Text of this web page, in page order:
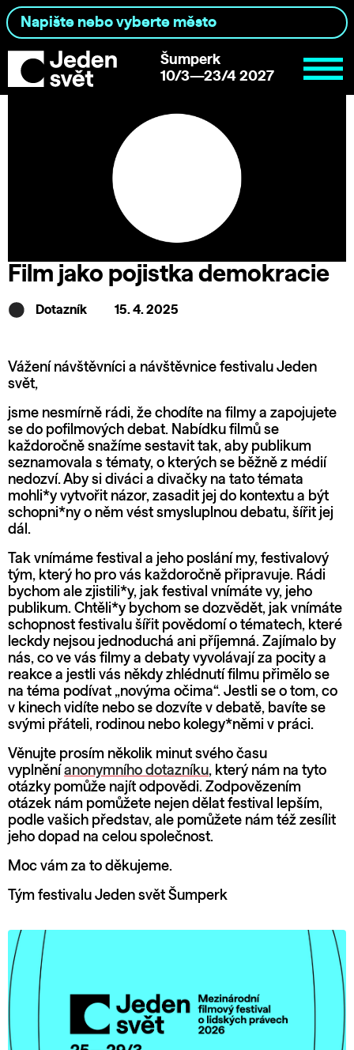
Šumperk
10/3—23/4 2027
Film jako pojistka demokracie
Dotazník 15. 4. 2025
Vážení návštěvníci a návštěvnice festivalu Jeden
svět,
jsme nesmírně rádi, že chodíte na filmy a zapojujete
se do pofilmových debat. Nabídku filmů se
každoročně snažíme sestavit tak, aby publikum
seznamovala s tématy, o kterých se běžně z médií
nedozví. Aby si diváci a divačky na tato témata
mohli*y vytvořit názor, zasadit jej do kontextu a být
schopni*ny o něm vést smysluplnou debatu, šířit jej
dál.
Tak vnímáme festival a jeho poslání my, festivalový
tým, který ho pro vás každoročně připravuje. Rádi
bychom ale zjistili*y, jak festival vnímáte vy, jeho
publikum. Chtěli*y bychom se dozvědět, jak vnímáte
schopnost festivalu šířit povědomí o tématech, které
leckdy nejsou jednoduchá ani příjemná. Zajímalo by
nás, co ve vás filmy a debaty vyvolávají za pocity a
reakce a jestli vás někdy zhlédnutí filmu přimělo se
na téma podívat „novýma očima“. Jestli se o tom, co
v kinech vidíte nebo se dozvíte v debatě, bavíte se
svými přáteli, rodinou nebo kolegy*němi v práci.
Věnujte prosím několik minut svého času
vyplnění anonymního dotazníku, který nám na tyto
otázky pomůže najít odpovědi. Zodpovězením
otázek nám pomůžete nejen dělat festival lepším,
podle vašich představ, ale pomůžete nám též zesílit
jeho dopad na celou společnost.
Moc vám za to děkujeme.
Tým festivalu Jeden svět Šumperk